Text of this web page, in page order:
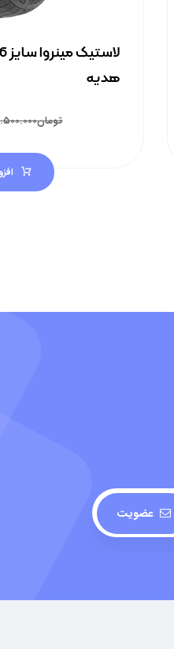
هدیه
تومان
عضویت